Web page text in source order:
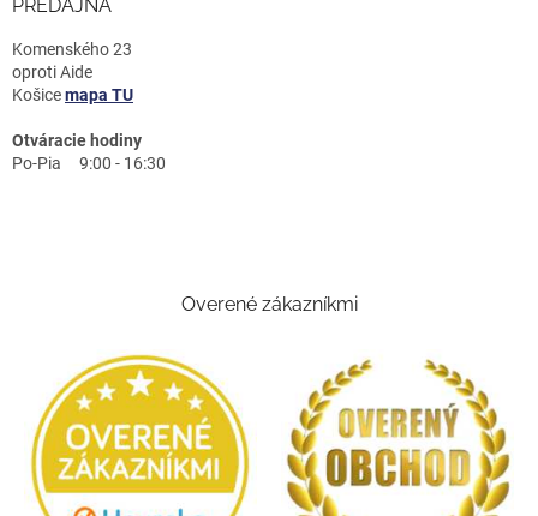
PREDAJŇA
Komenského 23
oproti Aide
Košicemapa TU
Otváracie hodiny
Po-Pia 9:00 - 16:30
Overené zákazníkmi